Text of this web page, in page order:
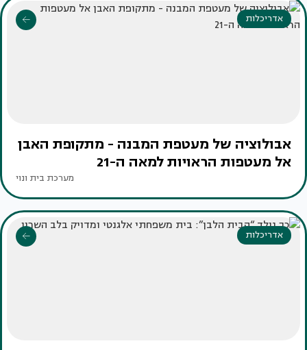
אדריכלות
אבולוציה של מעטפת המבנה - מתקופת האבן
אל מעטפות הראויות למאה ה-21
מערכת בית ונוי
אדריכלות